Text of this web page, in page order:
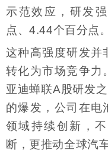
示范效应，研发
点、4.44个百分点。
这种高强度研发并
转化为市场竞争力
亚迪蝉联A股研发
的爆发，公司在电
领域持续创新，
断，更推动全球汽